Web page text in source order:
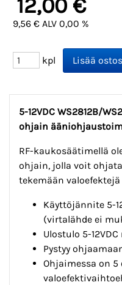
12,00 €
9,56 € ALV 0,00 %
kpl
5-12VDC WS2812B/
ohjain
RF-kaukosäätimellä
ohjain, jolla voit
tekemään
Käyttöjännite 5-
(virtalähde ei
Ulostulo 5-12VDC
Pystyy
Ohjaimessa on 5